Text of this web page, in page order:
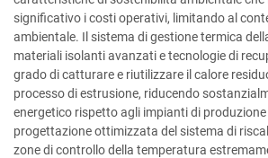
significativo i costi operativi, limitando al
ambientale. Il sistema di gestione termica
materiali isolanti avanzati e tecnologie di
grado di catturare e riutilizzare il calore
processo di estrusione, riducendo
energetico rispetto agli impianti di
progettazione ottimizzata del sistema di
zone di controllo della temperatura